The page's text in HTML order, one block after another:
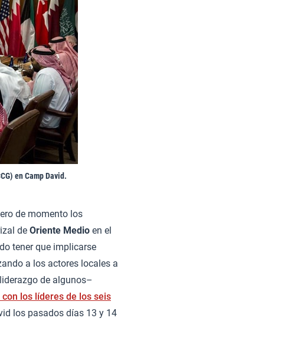
en Camp David.
de momento los
de Oriente Medio en el
tener que implicarse
a los actores locales a
de algunos–
con los líderes de los seis
los pasados días 13 y 14